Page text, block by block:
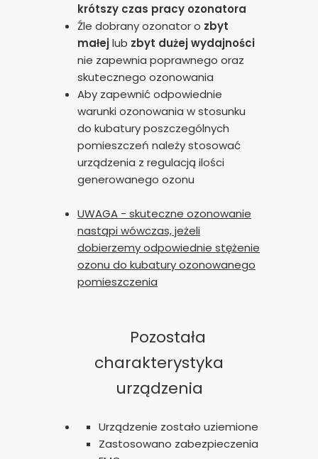
krótszy czas pracy ozonatora
Źle dobrany ozonator o zbyt
małejlub zbyt dużej wydajności
nie zapewnia poprawnego oraz
skutecznego ozonowania
Aby zapewnić odpowiednie
warunki ozonowania w stosunku
do kubatury poszczególnych
pomieszczeń należy stosować
urządzenia z regulacją ilości
generowanego ozonu
UWAGA - skuteczne ozonowanie
nastąpi wówczas, jeżeli
dobierzemy odpowiednie stężenie
ozonu do kubatury ozonowanego
pomieszczenia
Pozostała
charakterystyka
urządzenia
Urządzenie zostało uziemione
Zastosowano zabezpieczenia
Cookies to małe pliki danych, które są
przechowywane na Twoim urządzeniu podczas